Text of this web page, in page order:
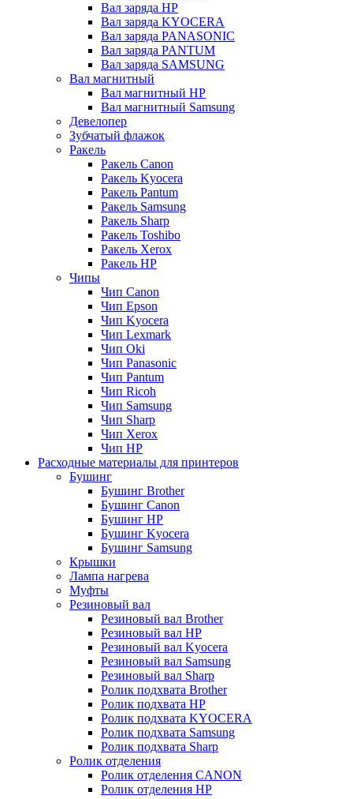
Вал заряда HP
Вал заряда KYOCERA
Вал заряда PANASONIC
Вал заряда PANTUM
Вал заряда SAMSUNG
Вал магнитный
Вал магнитный HP
Вал магнитный Samsung
Девелопер
Зубчатый флажок
Ракель
Ракель Canon
Ракель Kyocera
Ракель Pantum
Ракель Samsung
Ракель Sharp
Ракель Toshibo
Ракель Xerox
Ракель НР
Чипы
Чип Canon
Чип Epson
Чип Kyocera
Чип Lexmark
Чип Oki
Чип Panasonic
Чип Pantum
Чип Ricoh
Чип Samsung
Чип Sharp
Чип Xerox
Чип НР
Расходные материалы для принтеров
Бушинг
Бушинг Brother
Бушинг Canon
Бушинг HP
Бушинг Kyocera
Бушинг Samsung
Крышки
Лампа нагрева
Муфты
Резиновый вал
Резиновый вал Brother
Резиновый вал HP
Резиновый вал Kyocera
Резиновый вал Samsung
Резиновый вал Sharp
Ролик подхвата Brother
Ролик подхвата HP
Ролик подхвата KYOCERA
Ролик подхвата Samsung
Ролик подхвата Sharp
Ролик отделения
Ролик отделения CANON
Ролик отделения HP